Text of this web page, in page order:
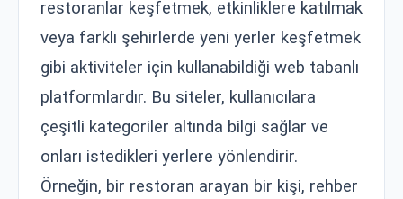
restoranlar keşfetmek, etkinliklere katılmak
veya farklı şehirlerde yeni yerler keşfetmek
gibi aktiviteler için kullanabildiği web tabanlı
platformlardır. Bu siteler, kullanıcılara
çeşitli kategoriler altında bilgi sağlar ve
onları istedikleri yerlere yönlendirir.
Örneğin, bir restoran arayan bir kişi, rehber